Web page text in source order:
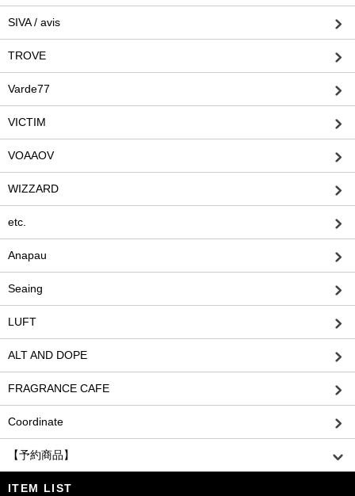
SIVA / avis
TROVE
Varde77
VICTIM
VOAAOV
WIZZARD
etc.
Anapau
Seaing
LUFT
ALT AND DOPE
FRAGRANCE CAFE
Coordinate
【予約商品】
ITEM LIST